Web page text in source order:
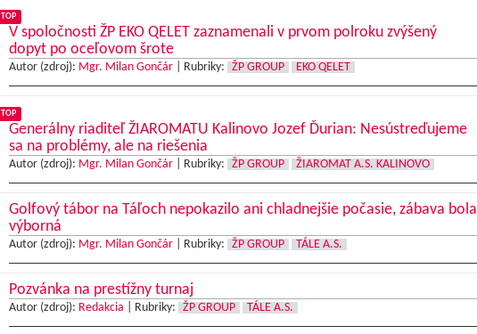
TOP
V spoločnosti ŽP EKO QELET zaznamenali v prvom polroku zvýšený
dopyt po oceľovom šrote
Autor (zdroj): Mgr. Milan Gončár| Rubriky: ŽP GROUP EKO QELET
TOP
Generálny riaditeľ ŽIAROMATU Kalinovo Jozef Ďurian: Nesústreďujeme
sa na problémy, ale na riešenia
Autor (zdroj): Mgr. Milan Gončár| Rubriky: ŽP GROUP ŽIAROMAT A.S. KALINOVO
Golfový tábor na Táľoch nepokazilo ani chladnejšie počasie, zábava bola
výborná
Autor (zdroj): Mgr. Milan Gončár| Rubriky: ŽP GROUP TÁLE A.S.
Pozvánka na prestížny turnaj
Autor (zdroj): Redakcia Rubriky: ŽP GROUP TÁLE A.S.